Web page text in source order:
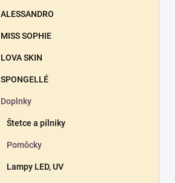
ALESSANDRO
MISS SOPHIE
LOVA SKIN
SPONGELLÉ
Doplnky
Štetce a pílniky
Pomôcky
Lampy LED, UV